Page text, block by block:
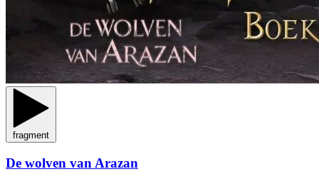
fragment
De wolven van Arazan